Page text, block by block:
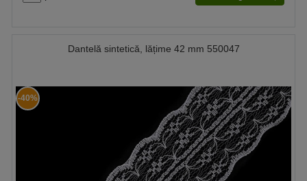
Dantelă sintetică, lățime 42 mm 550047
-40%